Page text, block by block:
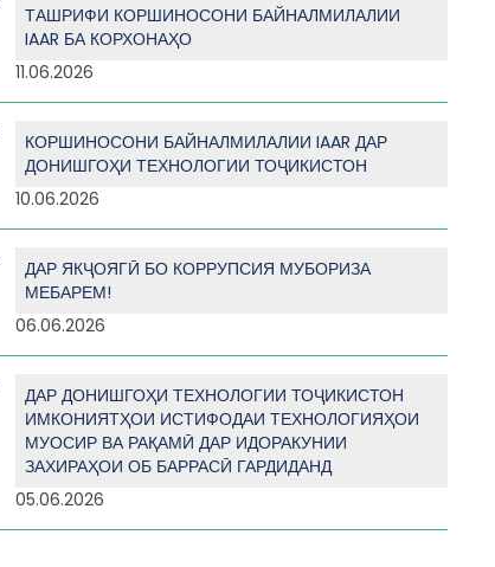
ТАШРИФИ КОРШИНОСОНИ БАЙНАЛМИЛАЛИИ
IAAR БА КОРХОНАҲО
11.06.2026
КОРШИНОСОНИ БАЙНАЛМИЛАЛИИ IAAR ДАР
ДОНИШГОҲИ ТЕХНОЛОГИИ ТОҶИКИСТОН
10.06.2026
ДАР ЯКҶОЯГӢ БО КОРРУПСИЯ МУБОРИЗА
МЕБАРЕМ!
06.06.2026
ДАР ДОНИШГОҲИ ТЕХНОЛОГИИ ТОҶИКИСТОН
ИМКОНИЯТҲОИ ИСТИФОДАИ ТЕХНОЛОГИЯҲОИ
МУОСИР ВА РАҚАМӢ ДАР ИДОРАКУНИИ
ЗАХИРАҲОИ ОБ БАРРАСӢ ГАРДИДАНД
05.06.2026